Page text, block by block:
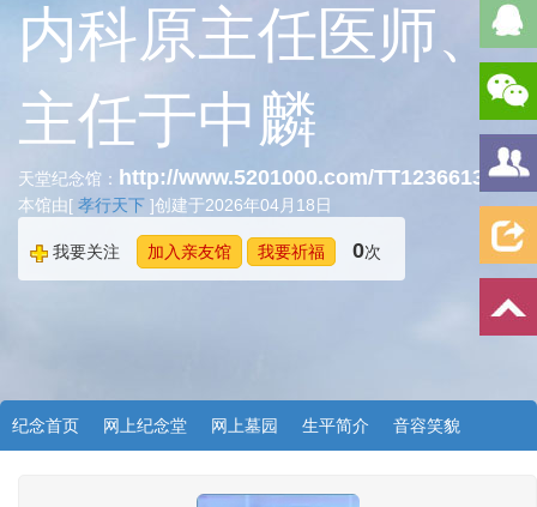
内科原主任医师、
主任于中麟
天堂纪念馆： http://www.5201000.com/TT123661334
本馆由[ 孝行天下 ]创建于2026年04月18日
我要关注 加入亲友馆 我要祈福 0次
纪念首页 网上纪念堂 网上墓园 生平简介 音容笑貌